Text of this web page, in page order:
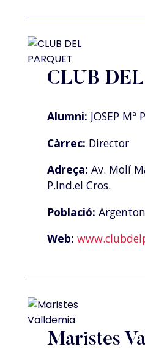
CLUB
Alumni: JOSEP Mª
Càrrec: Director
Adreça: Av. Molí
P.Ind.el Cros.
Població:
Web:
Maristes